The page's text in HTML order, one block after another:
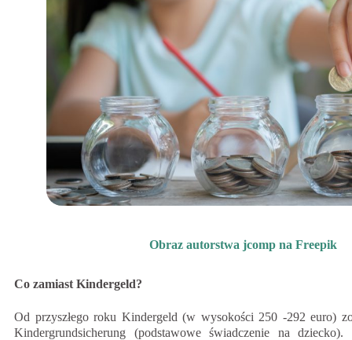
Obraz autorstwa jcomp na Freepik
Co zamiast Kindergeld?
Od przyszłego roku Kindergeld (w wysokości 250 -292 euro)
Kindergrundsicherung (podstawowe świadczenie na dziecko).